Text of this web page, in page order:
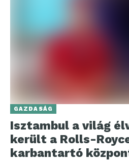
GAZDASÁG
Isztambul a világ
került a Rolls-
karbantartó